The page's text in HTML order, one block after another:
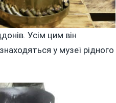
Усім цим він
у музеї рідного